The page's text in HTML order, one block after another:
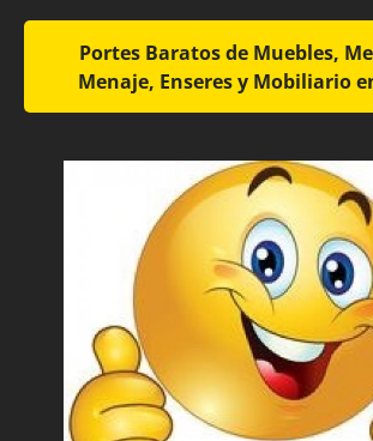
Portes Baratos de Muebles,
Menaje, Enseres y Mobiliario